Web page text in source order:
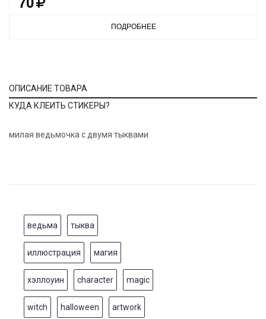
ПОДРОБНЕЕ
ОПИСАНИЕ ТОВАРА
КУДА КЛЕИТЬ СТИКЕРЫ?
милая ведьмочка с двумя тыквами
ведьма тыква
иллюстрация магия
хэллоуин character magic
witch halloween artwork